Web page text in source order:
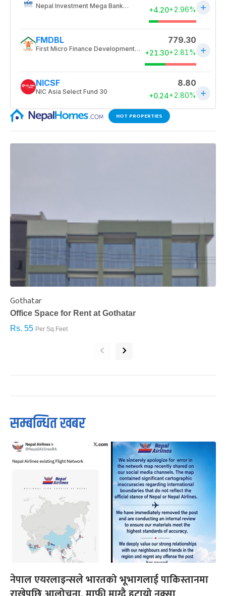
HOT PROPERTIES
Gothatar
Office Space for Rent at Gothatar
Rs. 55 Per Sq.Feet
‹ ›
सम्बन्धित खबर
नेपाल एयरलाइन्सले भारतको भूभागलाई पाकिस्तानमा